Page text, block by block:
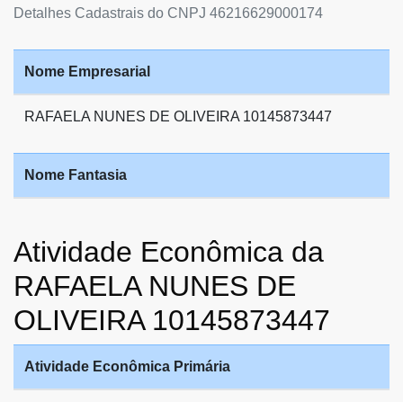
Detalhes Cadastrais do CNPJ 46216629000174
Nome Empresarial
RAFAELA NUNES DE OLIVEIRA 10145873447
Nome Fantasia
Atividade Econômica da
RAFAELA NUNES DE
OLIVEIRA 10145873447
Atividade Econômica Primária